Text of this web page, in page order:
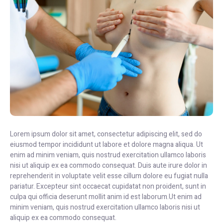
Lorem ipsum dolor sit amet, consectetur adipiscing elit, sed do
eiusmod tempor incididunt ut labore et dolore magna aliqua. Ut
enim ad minim veniam, quis nostrud exercitation ullamco laboris
nisi ut aliquip ex ea commodo consequat. Duis aute irure dolor in
reprehenderit in voluptate velit esse cillum dolore eu fugiat nulla
pariatur. Excepteur sint occaecat cupidatat non proident, sunt in
culpa qui officia deserunt mollit anim id est laborum.Ut enim ad
minim veniam, quis nostrud exercitation ullamco laboris nisi ut
aliquip ex ea commodo consequat.